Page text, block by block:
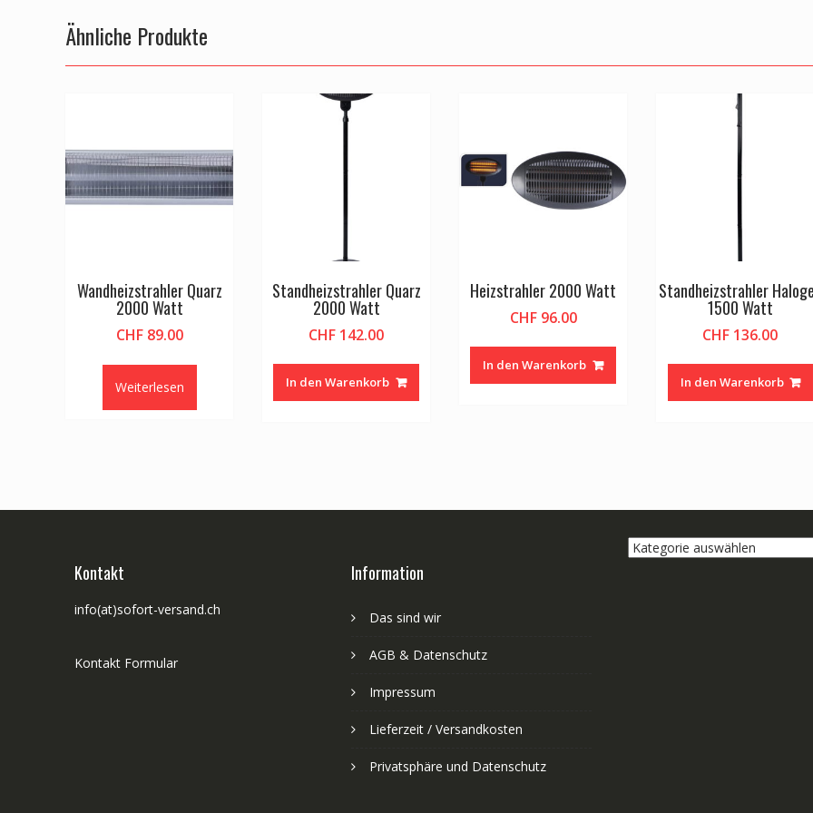
Ähnliche Produkte
Wandheizstrahler Quarz
2000 Watt
CHF89.00
Weiterlesen
Standheizstrahler Quarz
2000 Watt
CHF 142.00
In den Warenkorb
Heizstrahler 2000 Watt
CHF96.00
In den Warenkorb
Standheizstrahler
1500 Watt
CHF 136.00
In den Warenkorb
Kontakt
info(at)sofort-versand.ch
Kontakt Formular
Information
Das sind wir
AGB & Datenschutz
Impressum
Lieferzeit / Versandkosten
Privatsphäre und Datenschutz
Kategorie